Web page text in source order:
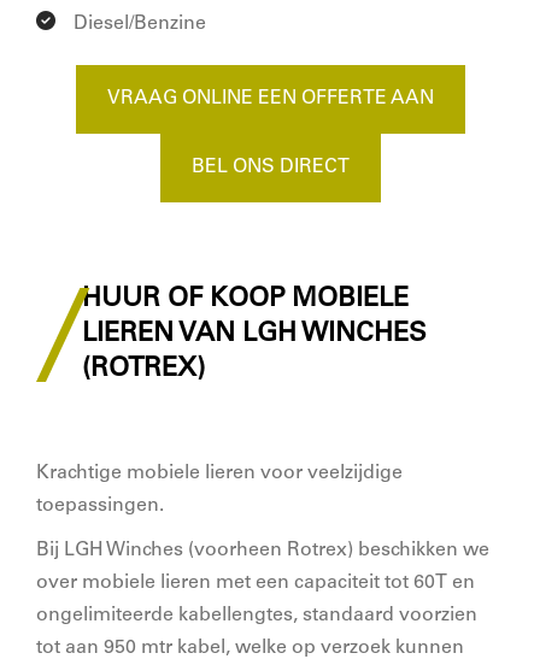
Diesel/Benzine
VRAAG ONLINE EEN OFFERTE AAN
BEL ONS DIRECT
HUUR OF KOOP MOBIELE
LIEREN VAN LGH WINCHES
(ROTREX)
Krachtige mobiele lieren voor veelzijdige
toepassingen.
Bij LGH Winches (voorheen Rotrex) beschikken we
over mobiele lieren met een capaciteit tot 60T en
ongelimiteerde kabellengtes, standaard voorzien
tot aan 950 mtr kabel, welke op verzoek kunnen